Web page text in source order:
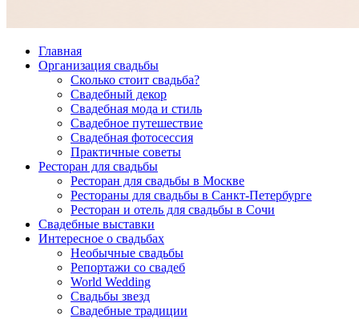
Главная
Организация свадьбы
Сколько стоит свадьба?
Свадебный декор
Свадебная мода и стиль
Свадебное путешествие
Свадебная фотосессия
Практичные советы
Ресторан для свадьбы
Ресторан для свадьбы в Москве
Рестораны для свадьбы в Санкт-Петербурге
Ресторан и отель для свадьбы в Сочи
Свадебные выставки
Интересное о свадьбах
Необычные свадьбы
Репортажи со свадеб
World Wedding
Свадьбы звезд
Свадебные традиции